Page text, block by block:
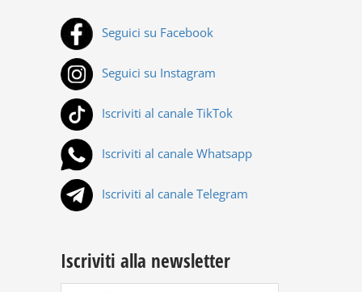
Seguici su Facebook
Seguici su Instagram
Iscriviti al canale TikTok
Iscriviti al canale Whatsapp
Iscriviti al canale Telegram
Iscriviti alla newsletter